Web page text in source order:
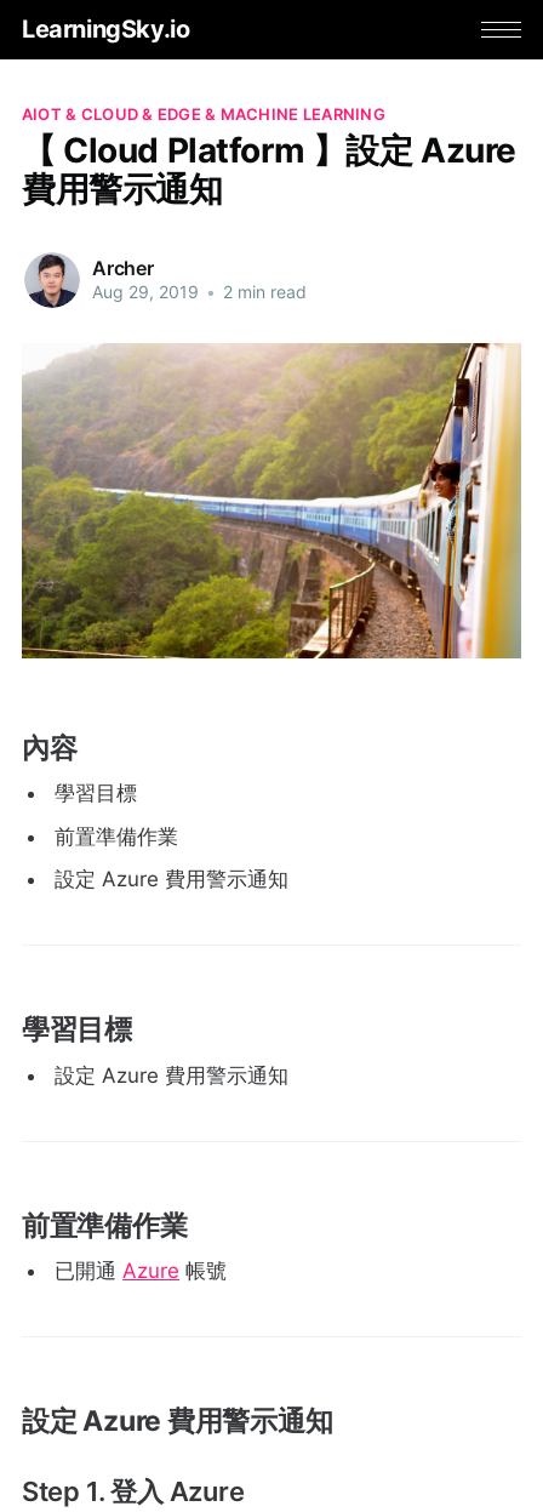
LearningSky.io
AIOT & CLOUD & EDGE & MACHINE LEARNING
【 Cloud Platform 】設定 Azure
費用警示通知
Archer
Aug 29, 2019 • 2 min read
內容
學習目標
前置準備作業
設定 Azure 費用警示通知
學習目標
設定 Azure 費用警示通知
前置準備作業
已開通Azure 帳號
設定 Azure 費用警示通知
Step 1. 登入 Azure